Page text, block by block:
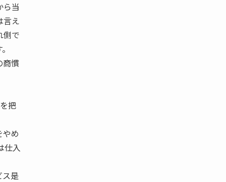
ら当
言え
側で
商慣
把
め
仕入
ス是